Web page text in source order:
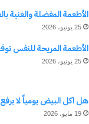
الأطعمة المفضلة والغنية
25 يونيو، 2026
الأطعمة المريحة للنفس
25 يونيو، 2026
هل اكل البيض يومياً لا
19 مايو، 2026